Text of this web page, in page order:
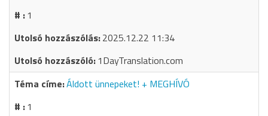
1
2025.12.22 11:34
1DayTranslation.com
Áldott ünnepeket! + MEGHÍVÓ
1